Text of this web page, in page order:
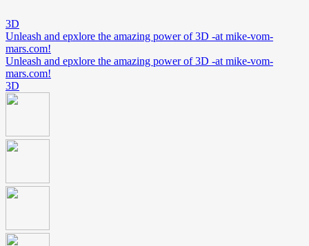
3D
Unleash and epxlore the amazing power of 3D -at mike-vom-
mars.com!
Unleash and epxlore the amazing power of 3D -at mike-vom-
mars.com!
3D